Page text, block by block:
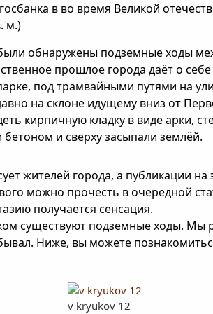
в во время Великой
м.)
обнаружены подземные ходы
прошлое города даёт о
под трамвайными путями на
на склоне идущему вниз от
кирпичную кладку в виде арки,
и сверху засыпали землёй.
жителей города, а публикации на
можно прочесть в очередной
получается сенсация.
существуют подземные ходы. Мы
Ниже, вы можете
v kryukov 12